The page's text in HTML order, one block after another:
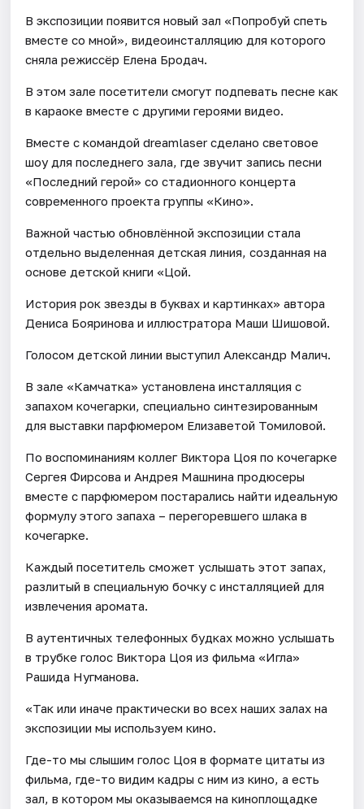
В экспозиции появится новый зал «Попробуй спеть
вместе со мной», видеоинсталляцию для которого
сняла режиссёр Елена Бродач.
В этом зале посетители смогут подпевать песне как
в караоке вместе с другими героями видео.
Вместе с командой dreamlaser сделано световое
шоу для последнего зала, где звучит запись песни
«Последний герой» со стадионного концерта
современного проекта группы «Кино».
Важной частью обновлённой экспозиции стала
отдельно выделенная детская линия, созданная на
основе детской книги «Цой.
История рок звезды в буквах и картинках» автора
Дениса Бояринова и иллюстратора Маши Шишовой.
Голосом детской линии выступил Александр Малич.
В зале «Камчатка» установлена инсталляция с
запахом кочегарки, специально синтезированным
для выставки парфюмером Елизаветой Томиловой.
По воспоминаниям коллег Виктора Цоя по кочегарке
Сергея Фирсова и Андрея Машнина продюсеры
вместе с парфюмером постарались найти идеальную
формулу этого запаха – перегоревшего шлака в
кочегарке.
Каждый посетитель сможет услышать этот запах,
разлитый в специальную бочку с инсталляцией для
извлечения аромата.
В аутентичных телефонных будках можно услышать
в трубке голос Виктора Цоя из фильма «Игла»
Рашида Нугманова.
«Так или иначе практически во всех наших залах на
экспозиции мы используем кино.
Где-то мы слышим голос Цоя в формате цитаты из
фильма, где-то видим кадры с ним из кино, а есть
зал, в котором мы оказываемся на киноплощадке